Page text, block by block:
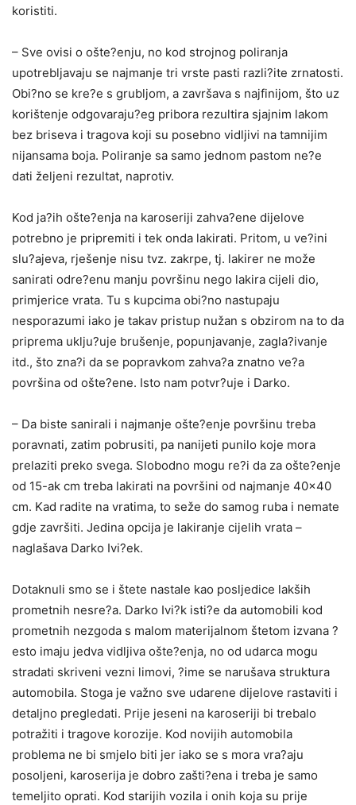
koristiti.
– Sve ovisi o ošte?enju, no kod strojnog poliranja
upotrebljavaju se najmanje tri vrste pasti razli?ite zrnatosti.
Obi?no se kre?e s grubljom, a završava s najfinijom, što uz
korištenje odgovaraju?eg pribora rezultira sjajnim lakom
bez briseva i tragova koji su posebno vidljivi na tamnijim
nijansama boja. Poliranje sa samo jednom pastom ne?e
dati željeni rezultat, naprotiv.
Kod ja?ih ošte?enja na karoseriji zahva?ene dijelove
potrebno je pripremiti i tek onda lakirati. Pritom, u ve?ini
slu?ajeva, rješenje nisu tvz. zakrpe, tj. lakirer ne može
sanirati odre?enu manju površinu nego lakira cijeli dio,
primjerice vrata. Tu s kupcima obi?no nastupaju
nesporazumi iako je takav pristup nužan s obzirom na to da
priprema uklju?uje brušenje, popunjavanje, zagla?ivanje
itd., što zna?i da se popravkom zahva?a znatno ve?a
površina od ošte?ene. Isto nam potvr?uje i Darko.
– Da biste sanirali i najmanje ošte?enje površinu treba
poravnati, zatim pobrusiti, pa nanijeti punilo koje mora
prelaziti preko svega. Slobodno mogu re?i da za ošte?enje
od 15-ak cm treba lakirati na površini od najmanje 40×40
cm. Kad radite na vratima, to seže do samog ruba i nemate
gdje završiti. Jedina opcija je lakiranje cijelih vrata –
naglašava Darko Ivi?ek.
Dotaknuli smo se i štete nastale kao posljedice lakših
prometnih nesre?a. Darko Ivi?k isti?e da automobili kod
prometnih nezgoda s malom materijalnom štetom izvana ?
esto imaju jedva vidljiva ošte?enja, no od udarca mogu
stradati skriveni vezni limovi, ?ime se narušava struktura
automobila. Stoga je važno sve udarene dijelove rastaviti i
detaljno pregledati. Prije jeseni na karoseriji bi trebalo
potražiti i tragove korozije. Kod novijih automobila
problema ne bi smjelo biti jer iako se s mora vra?aju
posoljeni, karoserija je dobro zašti?ena i treba je samo
temeljito oprati. Kod starijih vozila i onih koja su prije